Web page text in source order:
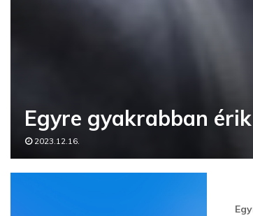
Egyre gyakrabban
2023.12.16.